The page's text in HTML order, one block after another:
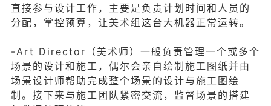
直接参与设计工作，主要是负责计划时间和人员的
分配，掌控预算，让美术组这台大机器正常运转。
-Art Director（美术师）一般负责管理一个或多个
场景的设计和施工，偶尔会亲自绘制施工图纸并由
场景设计师帮助完成整个场景的设计与施工图绘
制。接下来与施工团队紧密交流，监督场景的搭建